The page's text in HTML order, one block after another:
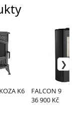
K6
FALCON 9
36 900 Kč